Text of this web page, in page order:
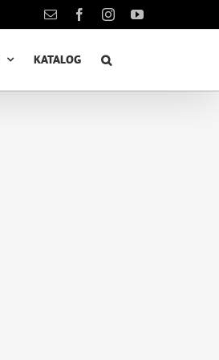
KontaktFacebookInstagramYouTube
KATALOG